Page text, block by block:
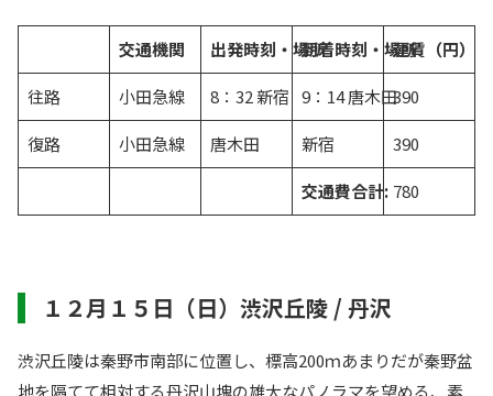
交通機関 出発時刻・場所到着時刻・場所運賃（円）
往路 小田急線 8：32 新宿 9：14 唐木田390
復路 小田急線 唐木田 新宿 390
交通費合計: 780
１２月１５日（日）渋沢丘陵 / 丹沢
渋沢丘陵は秦野市南部に位置し、標高200ｍあまりだが秦野盆
地を隔てて相対する丹沢山塊の雄大なパノラマを望める、素